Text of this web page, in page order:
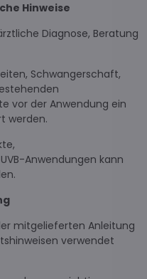
Hinweise
Diagnose, Beratung
Schwangerschaft,
vor der Anwendung ein
werden.
Anwendungen kann
mitgelieferten Anleitung
verwendet